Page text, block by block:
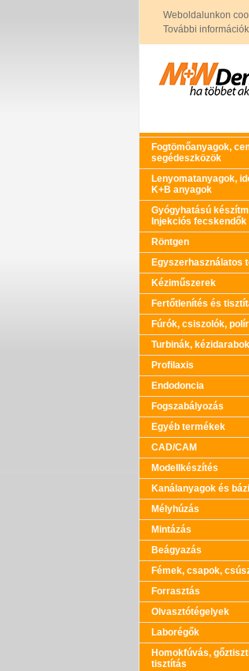
Weboldalunkon
További
Fogtömőanyagok,
segédeszközök
Lenyomatanyagok,
K+B anyagok
Gyógyhatású
Injekciós fecskendők
Röntgen
Egyszerhasználatos
Kéziműszerek
Fertőtlenítés és
Fúrók, csiszolók,
Turbinák,
Profilaxis
Endodoncia
Fogszabályozás
Egyéb termékek
CAD/CAM
Modellkészítés
Kanálanyagok és
Mélyhúzás
Mintázás
Beágyazás
Fémek, csapok,
Forrasztás
Olvasztótégelyek
Laborégők
Homokfúvás,
tisztítás